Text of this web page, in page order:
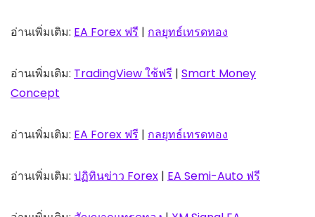
อ่านเพิ่มเติม: EA Forex ฟรี | กลยุทธ์เทรดทอง
อ่านเพิ่มเติม: TradingView ใช้ฟรี | Smart Money
Concept
อ่านเพิ่มเติม: EA Forex ฟรี | กลยุทธ์เทรดทอง
อ่านเพิ่มเติม: ปฏิทินข่าว Forex | EA Semi-Auto ฟรี